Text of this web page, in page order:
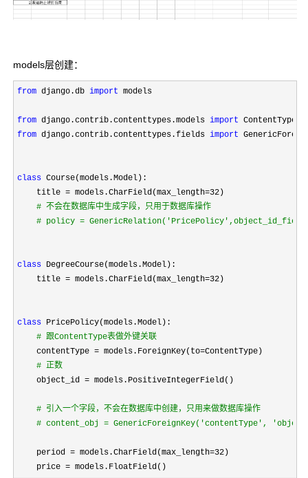
models层创建：
from django.db import models
from django.contrib.contenttypes.models import
from django.contrib.contenttypes.fields import
class Course(models.Model):
    title
= models.CharField(max_length=32 )
# 不会在数据库中生成字段，只用于数据库操作
# policy =
class DegreeCourse(models.Model):
    title
= models.CharField(max_length=32 )
class PricePolicy(models.Model):
# 跟ContentType表做外键关联
    contentType = models.ForeignKey(to=
ContentType)
# 正数
    object_id =
models.PositiveIntegerField()
# 引入一个字段，不会在数据库中创建，只用来做数据库操作
# content_obj = GenericForeignKey('contentType',
    period
= models.CharField(max_length=32 )
    price
= models.FloatField()